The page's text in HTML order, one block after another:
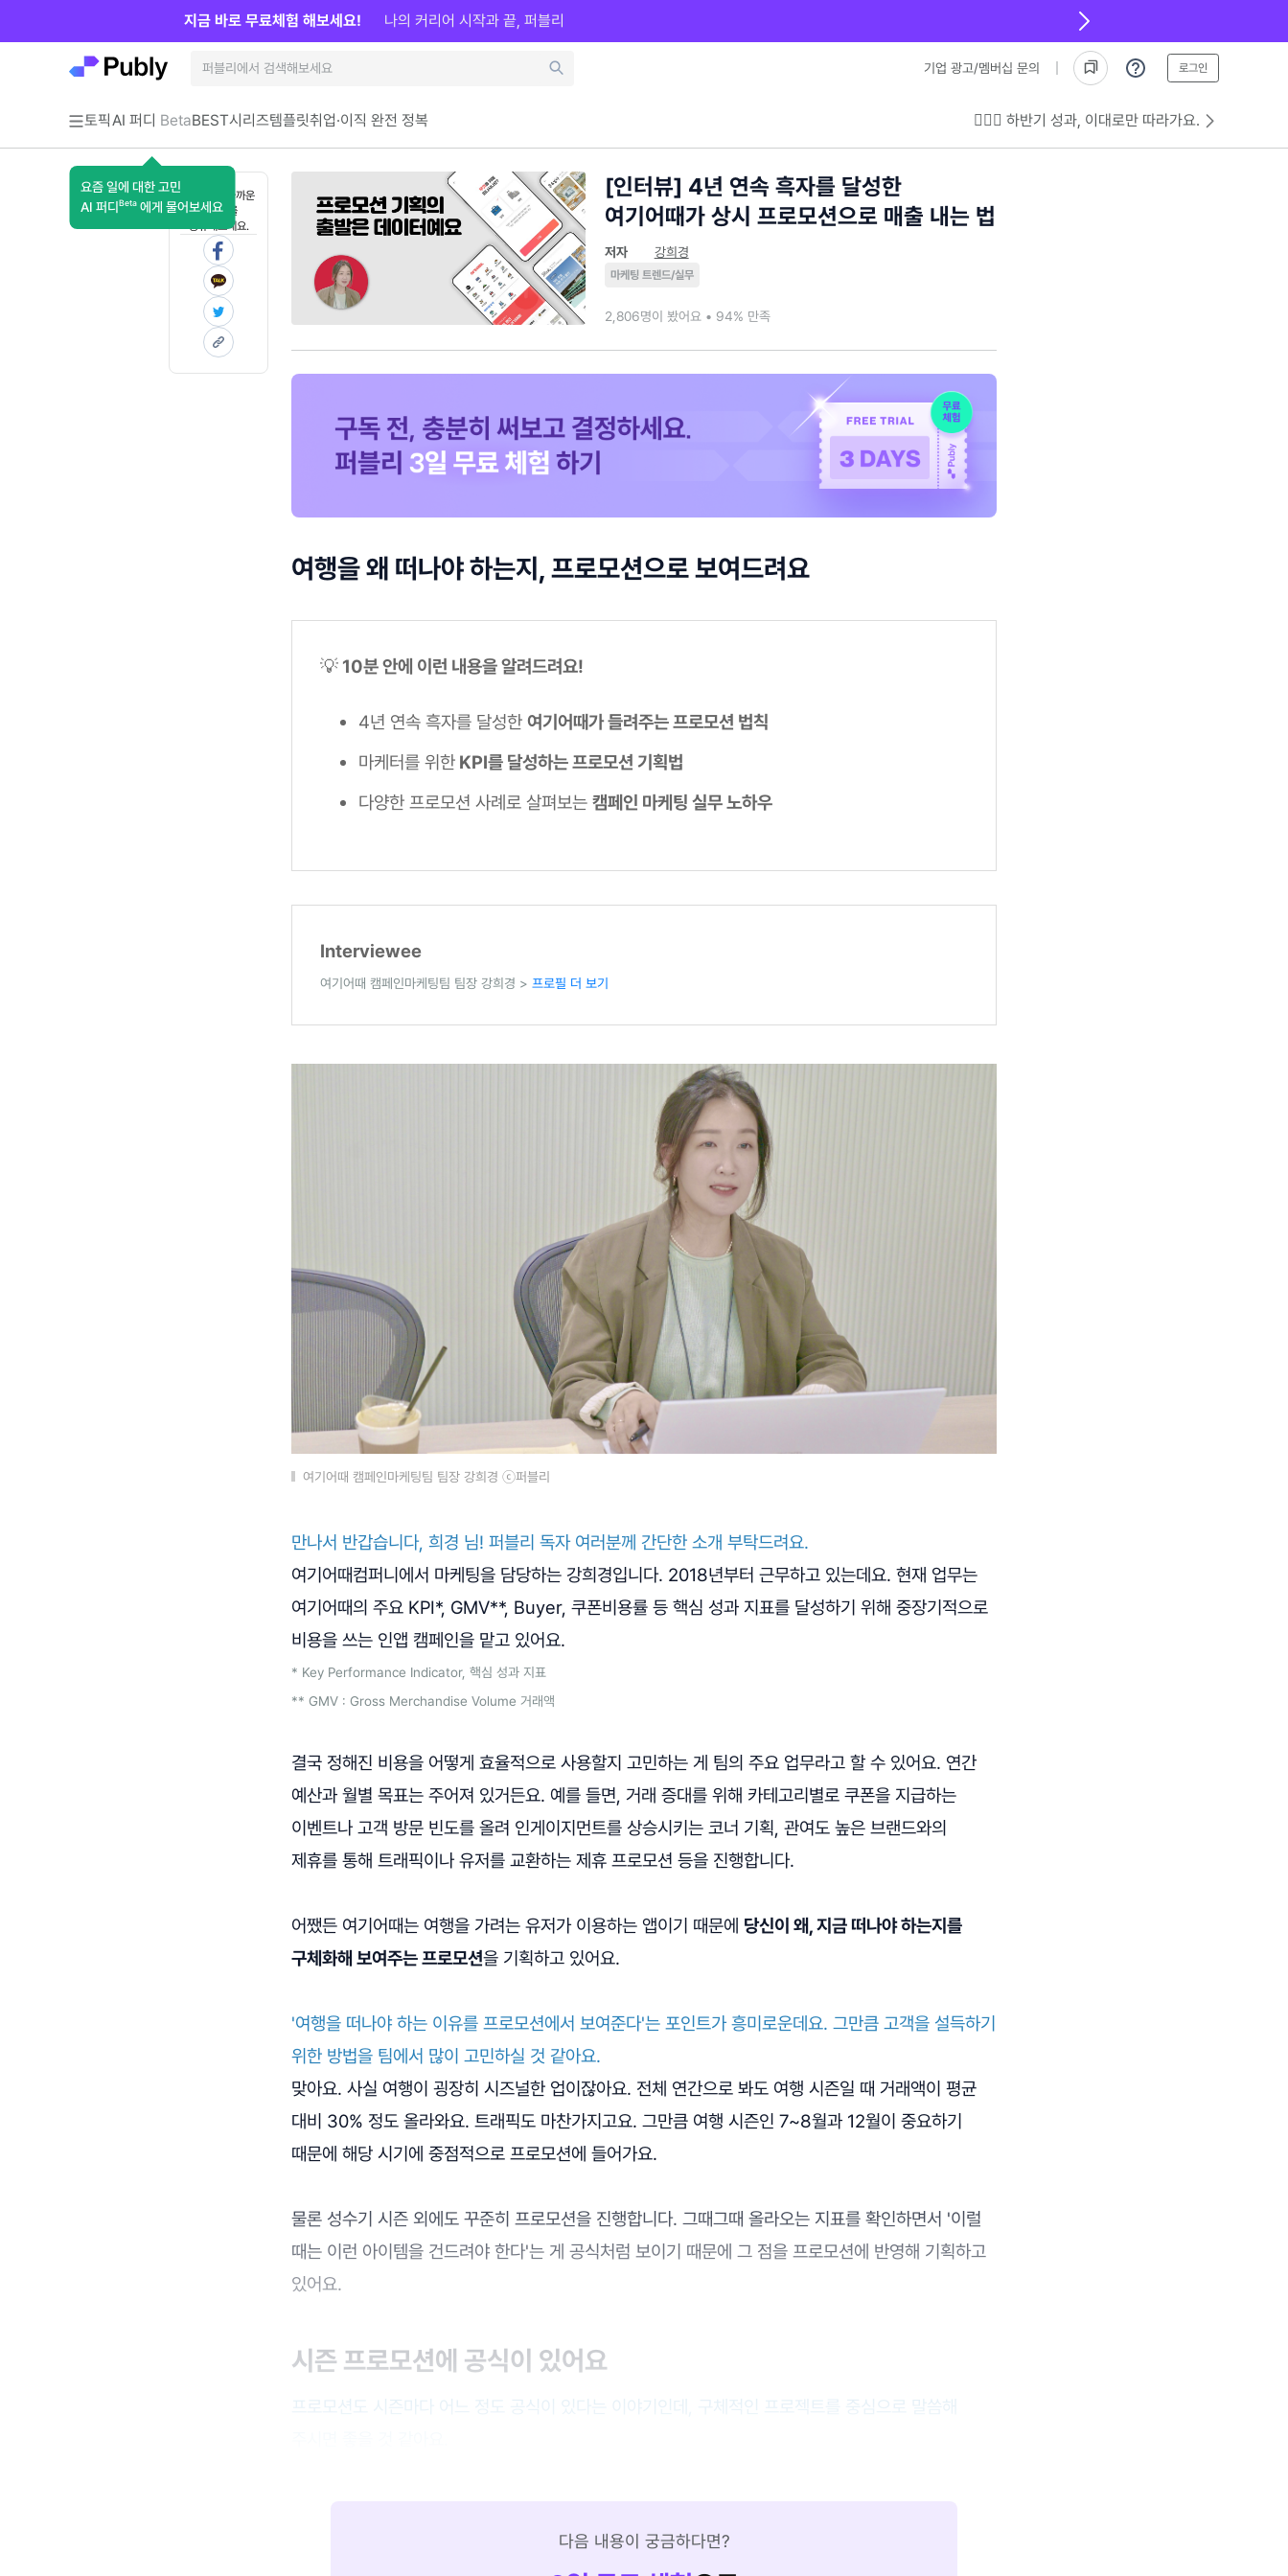
기업 광고/멤버십 문의 로그인
토픽AI 퍼디 Beta
요즘 일에 대한 고민
AI 퍼디 Beta 에게 물어보세요
BEST시리즈템플릿취업·이직 완전 정복 💁🏻‍♂️ 하반기 성과, 이대로만 따라가요.
지금 바로 무료체험 해보세요! 나의 커리어 시작과 끝, 퍼블리
혼자 보기 아까운
콘텐츠를
공유해보세요.
[인터뷰] 4년 연속 흑자를 달성한
여기어때가 상시 프로모션으로 매출 내는 법
저자 강희경
마케팅 트렌드/실무
2,806명이 봤어요 • 94% 만족
여행을 왜 떠나야 하는지, 프로모션으로 보여드려요
💡 10분 안에 이런 내용을 알려드려요!
4년 연속 흑자를 달성한 여기어때가 들려주는 프로모션 법칙
마케터를 위한 KPI를 달성하는 프로모션 기획법
다양한 프로모션 사례로 살펴보는 캠페인 마케팅 실무 노하우
Interviewee
여기어때 캠페인마케팅팀 팀장 강희경 > 프로필 더 보기
여기어때 캠페인마케팅팀 팀장 강희경 ⓒ퍼블리
만나서 반갑습니다, 희경 님! 퍼블리 독자 여러분께 간단한 소개 부탁드려요.
여기어때컴퍼니에서 마케팅을 담당하는 강희경입니다. 2018년부터 근무하고 있는데요. 현재 업무는
여기어때의 주요 KPI*, GMV**, Buyer, 쿠폰비용률 등 핵심 성과 지표를 달성하기 위해 중장기적으로
비용을 쓰는 인앱 캠페인을 맡고 있어요.
* Key Performance Indicator, 핵심 성과 지표
** GMV : Gross Merchandise Volume 거래액
결국 정해진 비용을 어떻게 효율적으로 사용할지 고민하는 게 팀의 주요 업무라고 할 수 있어요. 연간
예산과 월별 목표는 주어져 있거든요. 예를 들면, 거래 증대를 위해 카테고리별로 쿠폰을 지급하는
이벤트나 고객 방문 빈도를 올려 인게이지먼트를 상승시키는 코너 기획, 관여도 높은 브랜드와의
제휴를 통해 트래픽이나 유저를 교환하는 제휴 프로모션 등을 진행합니다.
어쨌든 여기어때는 여행을 가려는 유저가 이용하는 앱이기 때문에 당신이 왜, 지금 떠나야 하는지를
구체화해 보여주는 프로모션을 기획하고 있어요.
'여행을 떠나야 하는 이유를 프로모션에서 보여준다'는 포인트가 흥미로운데요. 그만큼 고객을 설득하기
위한 방법을 팀에서 많이 고민하실 것 같아요.
맞아요. 사실 여행이 굉장히 시즈널한 업이잖아요. 전체 연간으로 봐도 여행 시즌일 때 거래액이 평균
대비 30% 정도 올라와요. 트래픽도 마찬가지고요. 그만큼 여행 시즌인 7~8월과 12월이 중요하기
때문에 해당 시기에 중점적으로 프로모션에 들어가요.
물론 성수기 시즌 외에도 꾸준히 프로모션을 진행합니다. 그때그때 올라오는 지표를 확인하면서 '이럴
때는 이런 아이템을 건드려야 한다'는 게 공식처럼 보이기 때문에 그 점을 프로모션에 반영해 기획하고
있어요.
시즌 프로모션에 공식이 있어요
프로모션도 시즌마다 어느 정도 공식이 있다는 이야기인데, 구체적인 프로젝트를 중심으로 말씀해
다음 내용이 궁금하다면?